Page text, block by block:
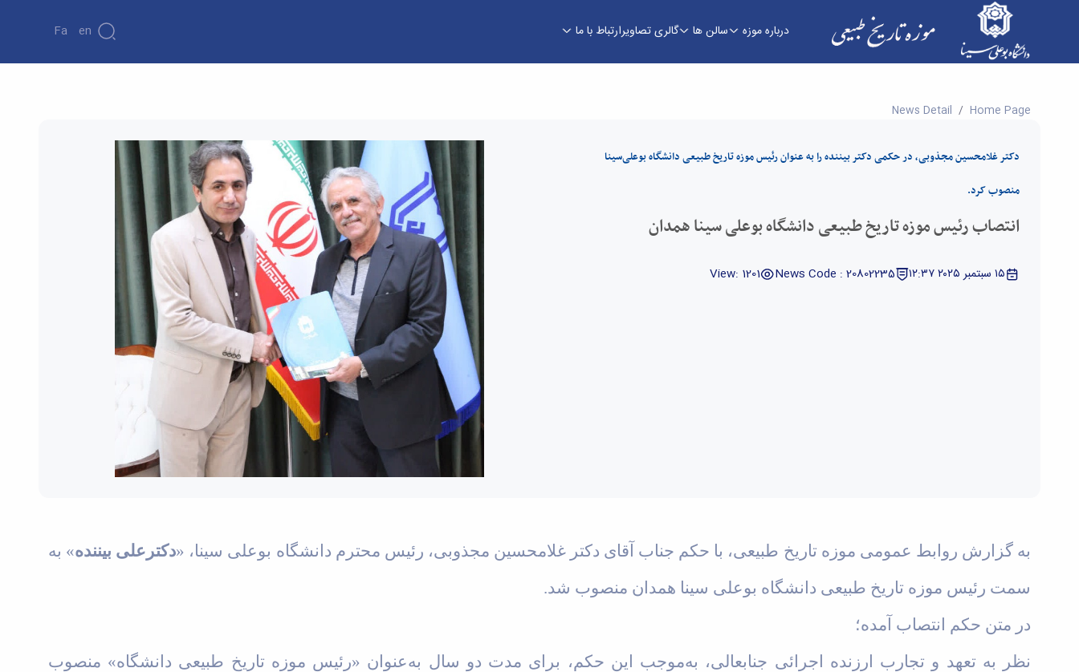
درباره موزه سالن ها گالری تصاویرارتباط با ما Fa En
انتصاب رئیس موزه تاریخ طبیعی دانشگاه بوعلی سینا همدان - موزه تاریخ طبیعی
Home Page
News Detail
دکتر غلامحسین مجذوبی، در حکمی دکتر بیننده را به عنوان رئیس موزه تاریخ طبیعی دانشگاه بوعلی‌سینا
منصوب کرد.
انتصاب رئیس موزه تاریخ طبیعی دانشگاه بوعلی سینا همدان
١٥ سبتمبر ٢٠٢٥ ١٢:٣٧ News Code : 20802235
View: 1201
به گزارش روابط عمومی موزه تاریخ طبیعی، با حکم جناب آقای دکتر غلامحسین مجذوبی، رئیس محترم دانشگاه بوعلی سینا، «دکترعلی بیننده» به
سمت رئیس موزه تاریخ طبیعی دانشگاه بوعلی سینا همدان منصوب شد.
در متن حکم انتصاب آمده؛
نظر به تعهد و تجارب ارزنده اجرائی جنابعالی، به‌موجب این حکم، برای مدت دو سال به‌عنوان «رئیس موزه تاریخ طبیعی دانشگاه» منصوب